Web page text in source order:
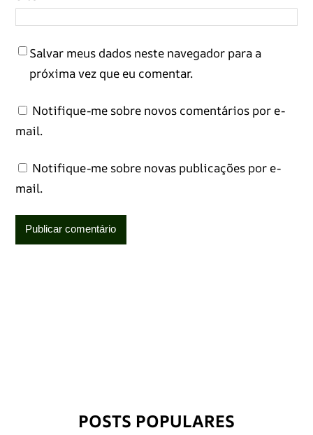
Salvar meus dados neste navegador para a
próxima vez que eu comentar.
Notifique-me sobre novos comentários por e-
mail.
Notifique-me sobre novas publicações por e-
mail.
POSTS POPULARES